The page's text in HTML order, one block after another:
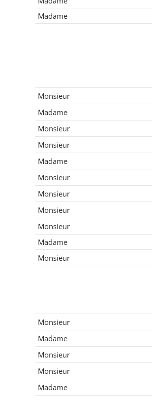
Madame
Monsieur
Madame
Monsieur
Monsieur
Madame
Monsieur
Monsieur
Monsieur
Monsieur
Madame
Monsieur
Monsieur
Madame
Monsieur
Monsieur
Madame